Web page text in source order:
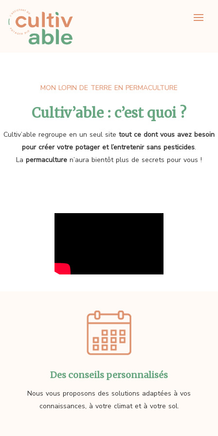
MON LOPIN DE TERRE EN PERMACULTURE
Cultiv’able : c’est quoi ?
Cultiv’able regroupe en un seul site tout ce dont vous avez besoin
pour créer votre potager et l’entretenir sans pesticides.
La permaculture n’aura bientôt plus de secrets pour vous !
Des conseils personnalisés
Nous vous proposons des solutions adaptées à vos
connaissances, à votre climat et à votre sol.